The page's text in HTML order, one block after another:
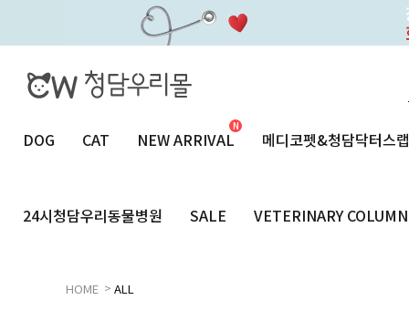
DOG CAT NEW ARRIVAL 메디코펫&청담닥터스랩
24시청담우리동물병원 SALE VETERINARY COLUMN
HOME > ALL